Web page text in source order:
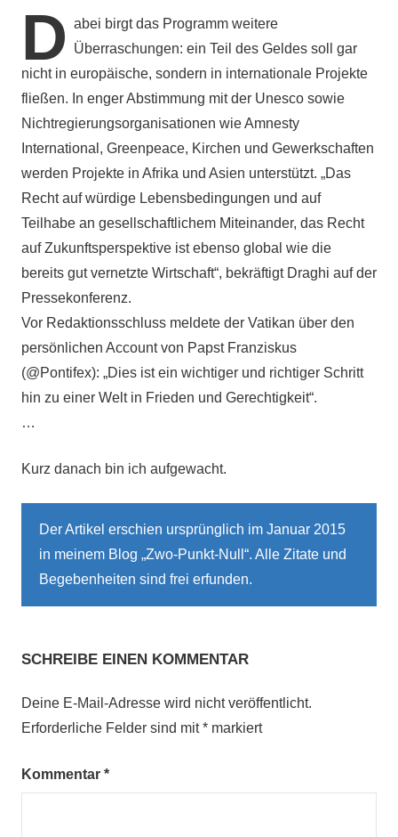
D abei birgt das Programm weitere
Überraschungen: ein Teil des Geldes soll gar
nicht in europäische, sondern in internationale Projekte
fließen. In enger Abstimmung mit der Unesco sowie
Nichtregierungsorganisationen wie Amnesty
International, Greenpeace, Kirchen und Gewerkschaften
werden Projekte in Afrika und Asien unterstützt. „Das
Recht auf würdige Lebensbedingungen und auf
Teilhabe an gesellschaftlichem Miteinander, das Recht
auf Zukunftsperspektive ist ebenso global wie die
bereits gut vernetzte Wirtschaft“, bekräftigt Draghi auf der
Pressekonferenz.
Vor Redaktionsschluss meldete der Vatikan über den
persönlichen Account von Papst Franziskus
(@Pontifex): „Dies ist ein wichtiger und richtiger Schritt
hin zu einer Welt in Frieden und Gerechtigkeit“.
…
Kurz danach bin ich aufgewacht.
Der Artikel erschien ursprünglich im Januar 2015
in meinem Blog „Zwo-Punkt-Null“. Alle Zitate und
Begebenheiten sind frei erfunden.
SCHREIBE EINEN KOMMENTAR
Deine E-Mail-Adresse wird nicht veröffentlicht.
Erforderliche Felder sind mit* markiert
Kommentar *